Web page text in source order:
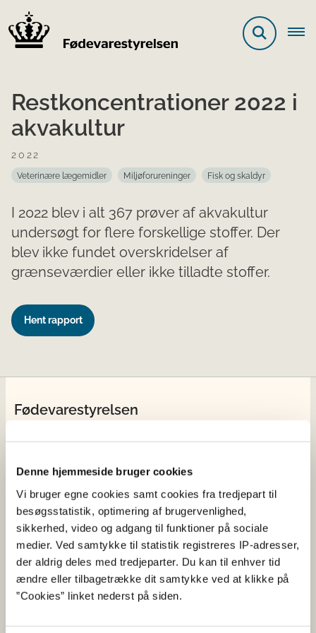
Denne hjemmeside bruger cookies
Vi bruger egne cookies samt cookies fra tredjepart til
besøgsstatistik, optimering af brugervenlighed,
sikkerhed, video og adgang til funktioner på sociale
medier. Ved samtykke til statistik registreres IP-adresser,
der aldrig deles med tredjeparter. Du kan til enhver tid
ændre eller tilbagetrække dit samtykke ved at klikke på
”Cookies” linket nederst på siden.
Restkoncentrationer 2022 i
akvakultur
2022
Veterinære lægemidler Miljøforureninger Fisk og skaldyr
I 2022 blev i alt 367 prøver af akvakultur
undersøgt for flere forskellige stoffer. Der
blev ikke fundet overskridelser af
grænseværdier eller ikke tilladte stoffer.
Hent rapport
Fødevarestyrelsen
fødevarekæden fra jord til bord med fokus på
dyresundhed og sikker, sund mad. Vi står bag De
officielle Kostråd og smileykontroller, som du kender
fra cafeer, restauranter og supermarkeder.
Kontakt
Fødevarestyrelsen
2600 Glostrup